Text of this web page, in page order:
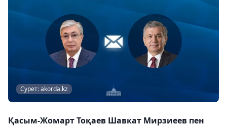
Сурет: akorda.kz
Қасым-Жомарт Тоқаев Шавкат Мирзиеев пен